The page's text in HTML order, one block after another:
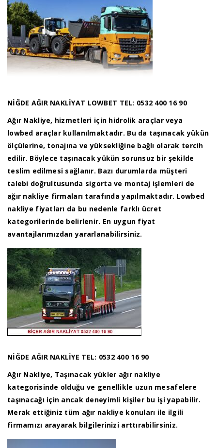
NİĞDE AĞIR NAKLİYAT LOWBET TEL: 0532 400 16 90
Ağır Nakliye, hizmetleri için hidrolik araçlar veya
lowbed araçlar kullanılmaktadır. Bu da taşınacak yükün
ölçülerine, tonajına ve yüksekliğine bağlı olarak tercih
edilir. Böylece taşınacak yükün sorunsuz bir şekilde
teslim edilmesi sağlanır. Bazı durumlarda müşteri
talebi doğrultusunda sigorta ve montaj işlemleri de
ağır nakliye firmaları tarafında yapılmaktadır. Lowbed
nakliye fiyatları da bu nedenle farklı ücret
kategorilerinde belirlenir. En uygun fiyat
avantajlarımızdan yararlanabilirsiniz.
NİĞDE AĞIR NAKLİYE TEL: 0532 400 16 90
Ağır Nakliye, Taşınacak yükler ağır nakliye
kategorisinde olduğu ve genellikle uzun mesafelere
taşınacağı için ancak deneyimli kişiler bu işi yapabilir.
Merak ettiğiniz tüm ağır nakliye konuları ile ilgili
firmamızı arayarak bilgilerinizi arttırabilirsiniz.